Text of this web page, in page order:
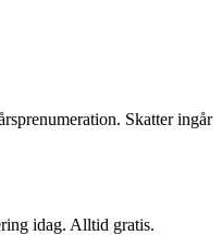
Skatter ingår
idag. Alltid gratis.